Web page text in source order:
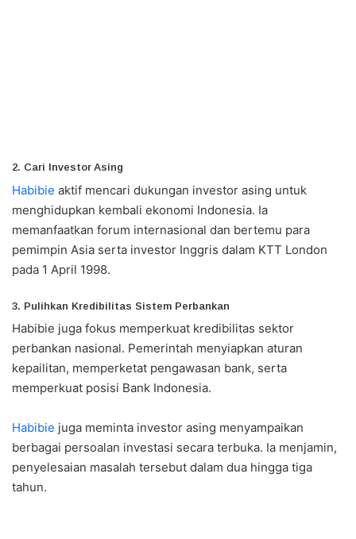
2. Cari Investor Asing
Habibie aktif mencari dukungan investor asing untuk
menghidupkan kembali ekonomi Indonesia. Ia
memanfaatkan forum internasional dan bertemu para
pemimpin Asia serta investor Inggris dalam KTT London
pada 1 April 1998.
3. Pulihkan Kredibilitas Sistem Perbankan
Habibie juga fokus memperkuat kredibilitas sektor
perbankan nasional. Pemerintah menyiapkan aturan
kepailitan, memperketat pengawasan bank, serta
memperkuat posisi Bank Indonesia.
Habibie juga meminta investor asing menyampaikan
berbagai persoalan investasi secara terbuka. Ia menjamin,
penyelesaian masalah tersebut dalam dua hingga tiga
tahun.